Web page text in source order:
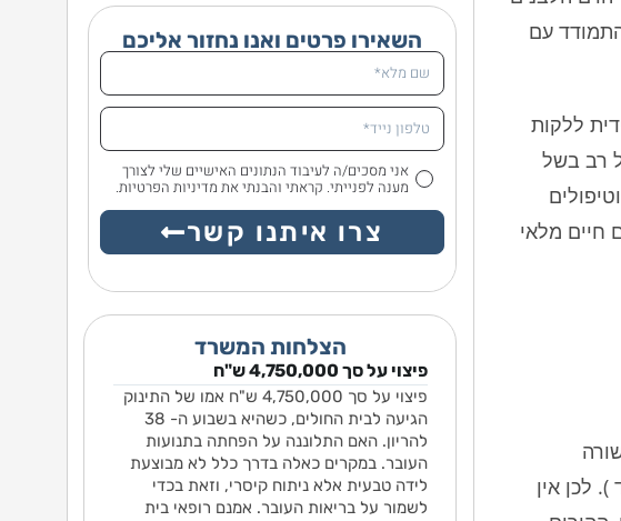
עם
ללקות
רב בשל
חיים מלאי
לכן אין
השאירו פרטים ואנו נחזור אליכם
אני מסכים/ה לעיבוד הנתונים האישיים שלי לצורך
מענה לפנייתי. קראתי והבנתי את מדיניות הפרטיות.
צרו איתנו קשר
הצלחות המשרד
יש לו אפילפסיה.
האפילפסיה נגרמה
פיצוי על סך 4,750,000 ש"ח
פיצוי על סך 4,750,000 ש"ח אמו של התינוק
הגיעה לבית החולים, כשהיא בשבוע ה- 38
להריון. האם התלוננה על הפחתה בתנועות
העובר. במקרים כאלה בדרך כלל לא מבוצעת
לידה טבעית אלא ניתוח קיסרי, וזאת בכדי
לשמור על בריאות העובר. אמנם רופאי בית